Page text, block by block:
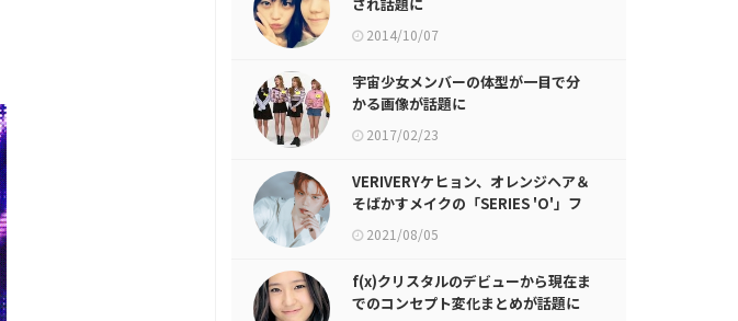
2014/10/07
宇宙少女メンバーの体型が一目で分
かる画像が話題に
2017/02/23
VERIVERYケヒョン、オレンジヘア＆
そばかすメイクの「SERIES 'O'」フ
ォト公開！
2021/08/05
f(x)クリスタルのデビューから現在ま
でのコンセプト変化まとめが話題に